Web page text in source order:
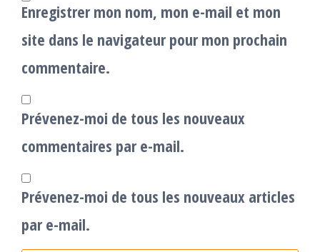
Enregistrer mon nom, mon e-mail et mon
site dans le navigateur pour mon prochain
commentaire.
Prévenez-moi de tous les nouveaux
commentaires par e-mail.
Prévenez-moi de tous les nouveaux articles
par e-mail.